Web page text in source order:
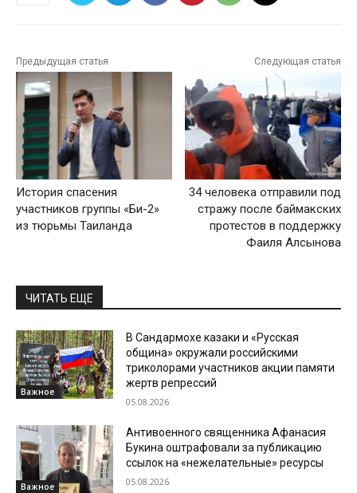
Предыдущая статья
История спасения
участников группы «Би-2»
из тюрьмы Таиланда
Следующая статья
34 человека отправили под
стражу после баймакских
протестов в поддержку
Фаиля Алсынова
ЧИТАТЬ ЕЩЕ
Важное
В Сандармохе казаки и «Русская
община» окружали российскими
триколорами участников акции памяти
жертв репрессий
05.08.2026
Важное
Антивоенного священника Афанасия
Букина оштрафовали за публикацию
ссылок на «нежелательные» ресурсы
05.08.2026